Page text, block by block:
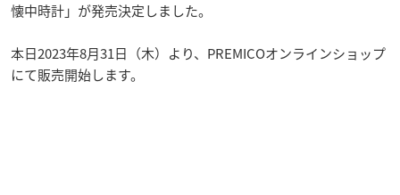
懐中時計」が発売決定しました。
本日2023年8月31日（木）より、PREMICOオンラインショップ
にて販売開始します。